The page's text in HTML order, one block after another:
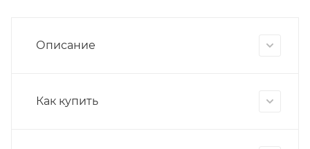
Описание
Как купить